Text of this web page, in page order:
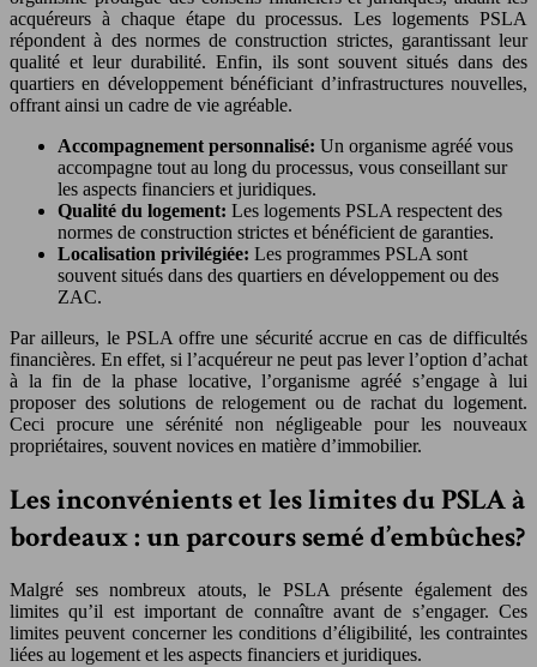
acquéreurs à chaque étape du processus. Les logements PSLA
répondent à des normes de construction strictes, garantissant leur
qualité et leur durabilité. Enfin, ils sont souvent situés dans des
quartiers en développement bénéficiant d’infrastructures nouvelles,
offrant ainsi un cadre de vie agréable.
Accompagnement personnalisé: Un organisme agréé vous
accompagne tout au long du processus, vous conseillant sur
les aspects financiers et juridiques.
Qualité du logement: Les logements PSLA respectent des
normes de construction strictes et bénéficient de garanties.
Localisation privilégiée: Les programmes PSLA sont
souvent situés dans des quartiers en développement ou des
ZAC.
Par ailleurs, le PSLA offre une sécurité accrue en cas de difficultés
financières. En effet, si l’acquéreur ne peut pas lever l’option d’achat
à la fin de la phase locative, l’organisme agréé s’engage à lui
proposer des solutions de relogement ou de rachat du logement.
Ceci procure une sérénité non négligeable pour les nouveaux
propriétaires, souvent novices en matière d’immobilier.
Les inconvénients et les limites du PSLA à
bordeaux : un parcours semé d’embûches?
Malgré ses nombreux atouts, le PSLA présente également des
limites qu’il est important de connaître avant de s’engager. Ces
limites peuvent concerner les conditions d’éligibilité, les contraintes
liées au logement et les aspects financiers et juridiques.